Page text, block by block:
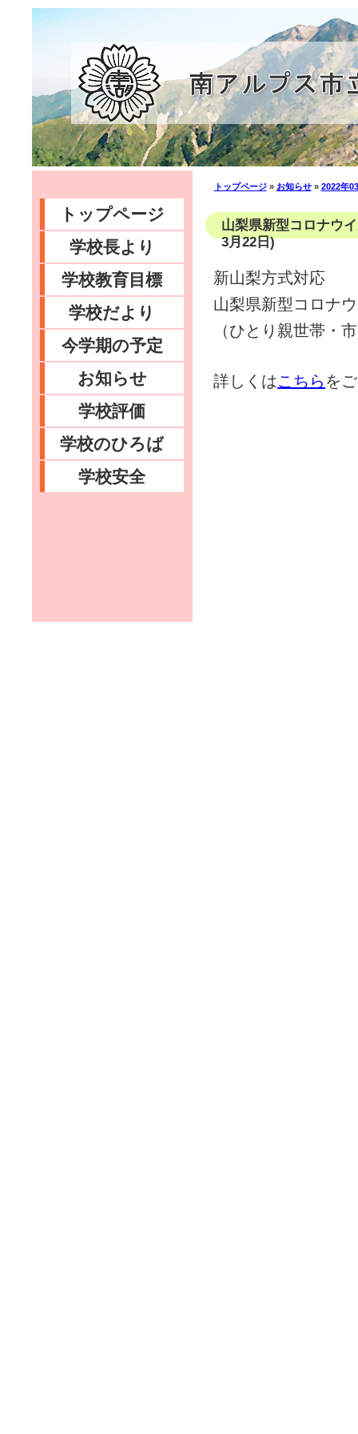
トップページ
学校長より
学校教育目標
学校だより
今学期の予定
お知らせ
学校評価
学校のひろば
学校安全
トップページ» お知らせ» 2022年
山梨県新型コロナウ
3月22日)
新山梨方式対応
山梨県新型コロナ
（ひとり親世帯・
詳しくはこちら を